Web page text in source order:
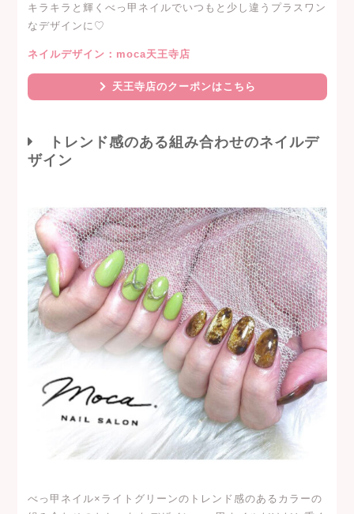
キラキラと輝くべっ甲ネイルでいつもと少し違うプラスワン
なデザインに♡
ネイルデザイン：moca天王寺店
天王寺店のクーポンはこちら
トレンド感のある組み合わせのネイルデ
ザイン
べっ甲ネイル×ライトグリーンのトレンド感のあるカラーの